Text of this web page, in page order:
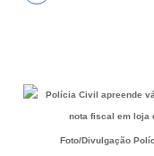
Foto/Divulgação